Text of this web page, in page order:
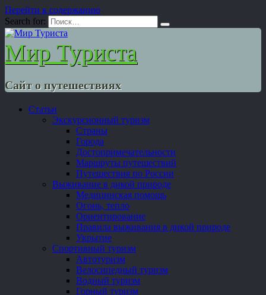
Перейти к содержанию
Search for:
Мир Туриста
Сайт о путешествиях
Статьи
Экскурсионный туризм
Страны
Города
Достопримечательности
Маршруты путешествий
Путешествия по России
Выживание в дикой природе
Медицинская помощь
Огонь, тепло
Ориентирование
Правила выживания в дикой природе
Укрытие
Спортивный туризм
Автотуризм
Велосипедный туризм
Водный туризм
Горный туризм